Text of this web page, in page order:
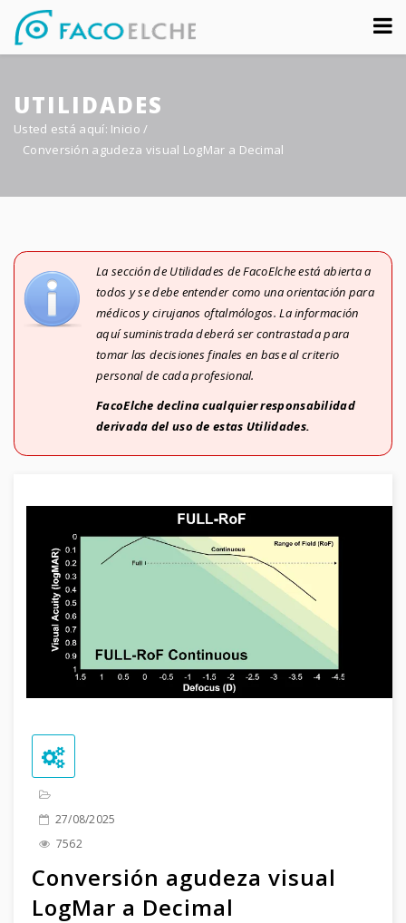
Sobre nosotros
Multimedia
Contacto
UTILIDADES
Usted está aquí: Inicio /
Conversión agudeza visual LogMar a Decimal
La sección de Utilidades de FacoElche está abierta a
todos y se debe entender como una orientación para
médicos y cirujanos oftalmólogos. La información
aquí suministrada deberá ser contrastada para
tomar las decisiones finales en base al criterio
personal de cada profesional.
FacoElche declina cualquier responsabilidad
derivada del uso de estas Utilidades.
27/08/2025
7562
Conversión agudeza visual
LogMar a Decimal